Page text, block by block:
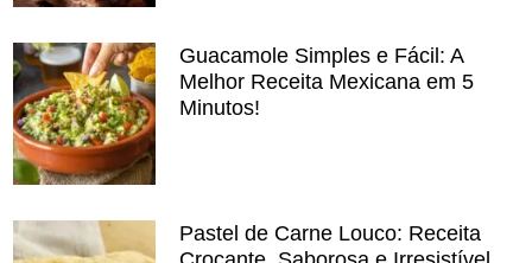
Guacamole Simples e Fácil: A
Melhor Receita Mexicana em 5
Minutos!
Pastel de Carne Louco: Receita